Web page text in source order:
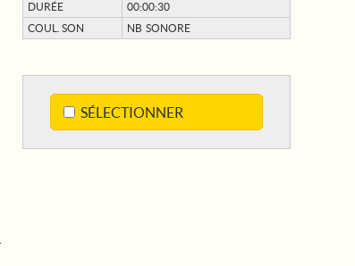
DURÉE
00:00:30
COUL. SON
NB SONORE
SÉLECTIONNER